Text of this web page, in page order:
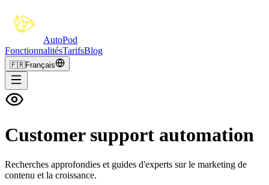
AutoPod
FonctionnalitésTarifsBlog
🇫🇷Français
Customer support automation
Recherches approfondies et guides d'experts sur le marketing de
contenu et la croissance.